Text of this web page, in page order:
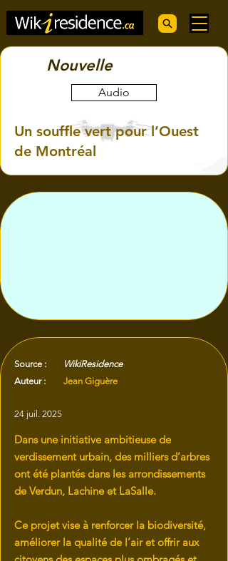
Nouvelle
Audio
Un souffle vert pour l’Ouest
de Montréal
Source :
WikiResidence
Auteur :
Jean Giguère
24 juil. 2025
Dans une initiative ambitieuse de
verdissement urbain, des milliers d’arbres
ont été plantés dans les arrondissements
de Verdun, Lachine et LaSalle.
Ce projet vise à renforcer la biodiversité,
améliorer la qualité de l’air et offrir aux